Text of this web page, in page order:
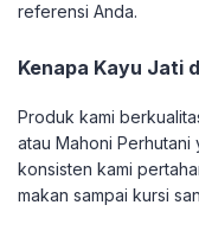
referensi Anda.
Kenapa Kayu Jati
Produk kami
atau Mahoni
konsisten kami
makan sampai kursi